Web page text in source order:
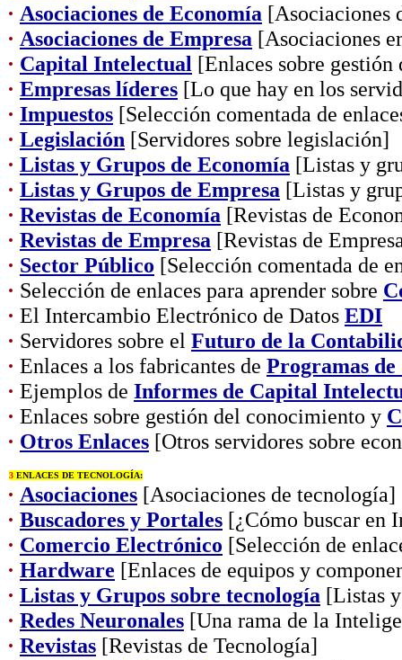
· Asociaciones de Economía [Asociaciones
· Asociaciones de Empresa [Asociaciones
· Capital Intelectual [Enlaces sobre
· Empresas líderes [Lo que hay en los
· Impuestos [Selección comentada de
· Legislación [Servidores sobre legislación]
· Listas y Grupos de Economía [Listas y
· Listas y Grupos de Empresa [Listas y
· Revistas de Economía [Revistas de
· Revistas de Empresa [Revistas de
· Sector Público [Selección comentada de
· Selección de enlaces para aprender sobre
· El Intercambio Electrónico de Datos EDI
· Servidores sobre el Futuro de la
· Enlaces a los fabricantes de Programas
· Ejemplos de Informes de Capital
· Enlaces sobre gestión del conocimiento y
· Otros Enlaces [Otros servidores sobre
3 ENLACES DE TECNOLOGÍA:
· Asociaciones [Asociaciones de tecnología]
· Buscadores y Portales [¿Cómo buscar en
· Comercio Electrónico [Selección de
· Hardware [Enlaces de equipos y
· Listas y Grupos sobre tecnología [Listas
· Redes Neuronales [Una rama de la
· Revistas [Revistas de Tecnología]